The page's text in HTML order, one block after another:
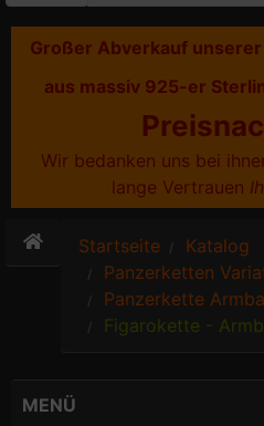
Großer Abverkauf
aus massiv 925-er
Wir bedanken uns bei
lange Vertrauen
Startseite
Katalog
Panzerketten
Panzerkette
Figarokette -
MENÜ